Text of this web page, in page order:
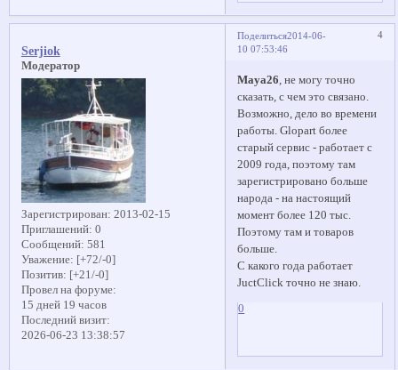
Поделиться 4
2014-06-
10 07:53:46
Serjiok
Модератор
Зарегистрирован: 2013-02-15
Приглашений: 0
Сообщений: 581
Уважение: [+72/-0]
Позитив: [+21/-0]
Провел на форуме:
15 дней 19 часов
Последний визит:
2026-06-23 13:38:57
Maya26, не могу точно
сказать, с чем это связано.
Возможно, дело во времени
работы. Glopart более
старый сервис - работает с
2009 года, поэтому там
зарегистрировано больше
народа - на настоящий
момент более 120 тыс.
Поэтому там и товаров
больше.
С какого года работает
JuctClick точно не знаю.
0